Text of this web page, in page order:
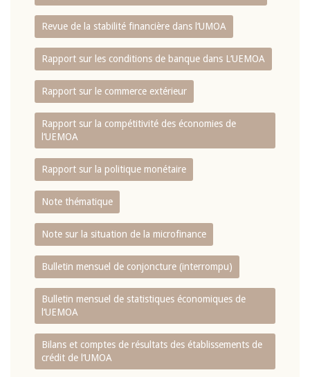
Revue de la stabilité financière dans l‘UMOA
Rapport sur les conditions de banque dans L‘UEMOA
Rapport sur le commerce extérieur
Rapport sur la compétitivité des économies de
l‘UEMOA
Rapport sur la politique monétaire
Note thématique
Note sur la situation de la microfinance
Bulletin mensuel de conjoncture (interrompu)
Bulletin mensuel de statistiques économiques de
l‘UEMOA
Bilans et comptes de résultats des établissements de
crédit de l‘UMOA